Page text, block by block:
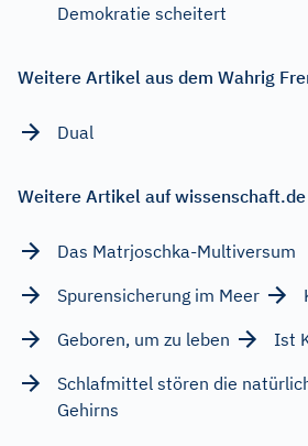
Demokratie scheitert
Weitere Artikel aus dem Wahrig
Dual
Weitere Artikel auf wissenschaft.de
Das Matrjoschka-Multiversum
Spurensicherung im Meer
Geboren, um zu leben
Ist
Schlafmittel stören die
Gehirns